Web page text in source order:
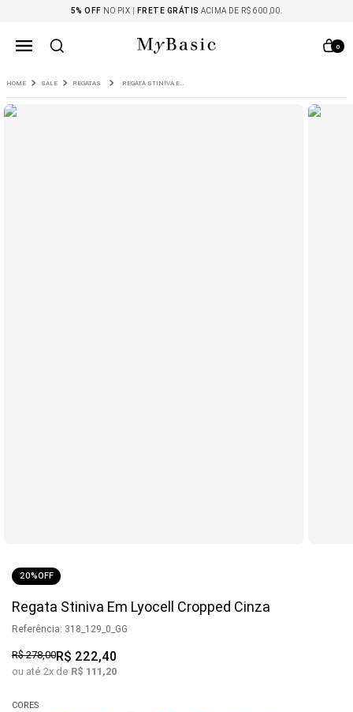
5% OFF NO PIX | FRETE GRÁTIS ACIMA DE R$ 600,00.
0
SALE REGATAS REGATA STINIVA EM LYOCELL CROPPED CINZA
20%OFF
Regata Stiniva Em Lyocell Cropped Cinza
Referência: 318_129_0_GG
R$278,00R$ 222,40
ou até 2x de R$ 111,20
CORES